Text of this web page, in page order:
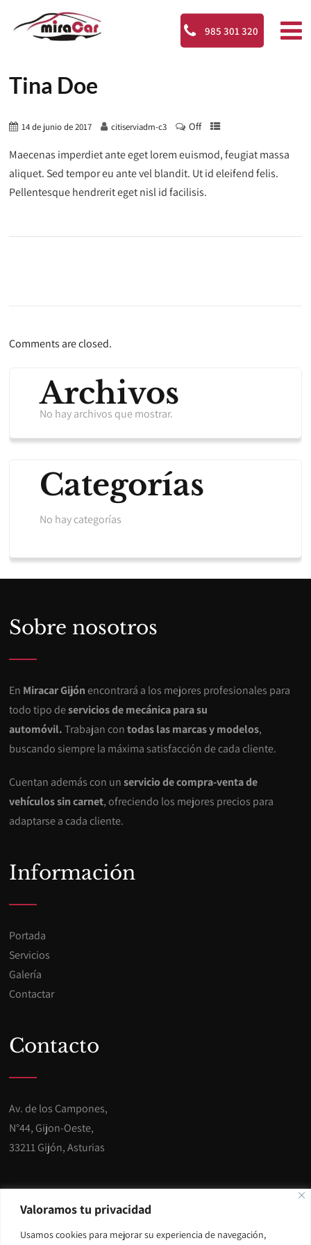
Valoramos tu privacidad
Usamos cookies para mejorar su experiencia de navegación,
985 301 320
Tina Doe
14 de junio de 2017 citiserviadm-c3 Off
Maecenas imperdiet ante eget lorem euismod, feugiat massa
aliquet. Sed tempor eu ante vel blandit. Ut id eleifend felis.
Pellentesque hendrerit eget nisl id facilisis.
Comments are closed.
Archivos
No hay archivos que mostrar.
Categorías
No hay categorías
Sobre nosotros
En Miracar Gijónencontrará a los mejores profesionales para
todo tipo deservicios de mecánica para su
automóvil.Trabajan contodas las marcas y modelos,
buscando siempre la máxima satisfacción de cada cliente.
Cuentan además con unservicio de compra-venta de
vehículos sin carnet, ofreciendo los mejores precios para
adaptarse a cada cliente.
Información
Portada
Servicios
Galería
Contactar
Contacto
Av. de los Campones,
N°44, Gijon-Oeste,
33211 Gijón, Asturias
Teléfono: 985 301 320
E-mail:info@miracargijon.es